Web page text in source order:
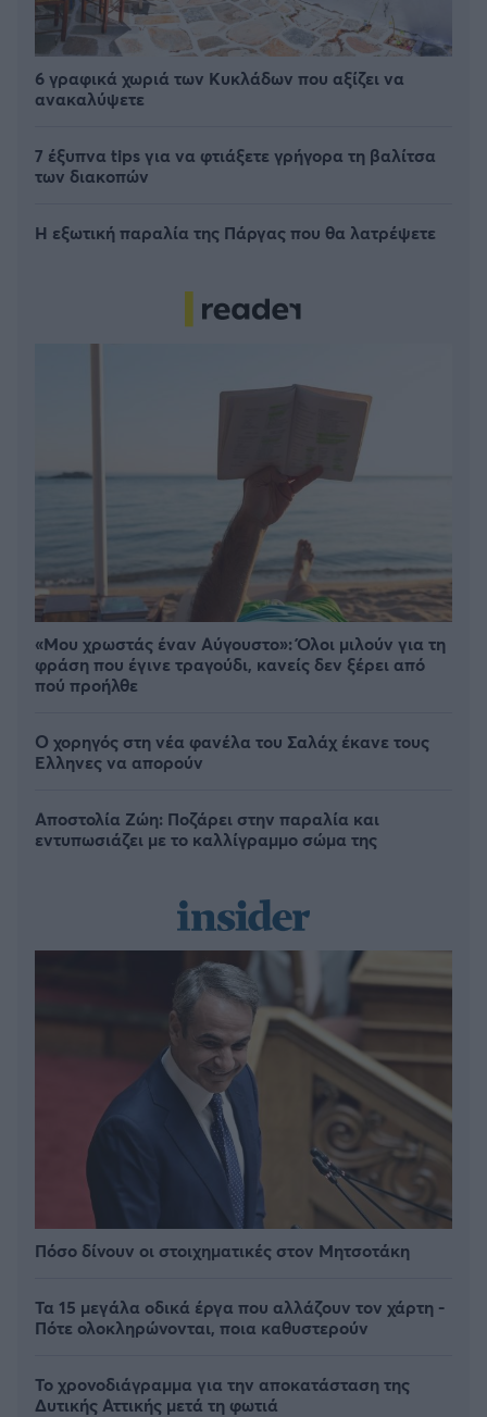
6 γραφικά χωριά των Κυκλάδων που αξίζει να
ανακαλύψετε
7 έξυπνα tips για να φτιάξετε γρήγορα τη βαλίτσα
των διακοπών
Η εξωτική παραλία της Πάργας που θα λατρέψετε
«Μου χρωστάς έναν Αύγουστο»: Όλοι μιλούν για τη
φράση που έγινε τραγούδι, κανείς δεν ξέρει από
πού προήλθε
Ο χορηγός στη νέα φανέλα του Σαλάχ έκανε τους
Έλληνες να απορούν
Αποστολία Ζώη: Ποζάρει στην παραλία και
εντυπωσιάζει με το καλλίγραμμο σώμα της
Πόσο δίνουν οι στοιχηματικές στον Μητσοτάκη
Τα 15 μεγάλα οδικά έργα που αλλάζουν τον χάρτη -
Πότε ολοκληρώνονται, ποια καθυστερούν
Το χρονοδιάγραμμα για την αποκατάσταση της
Δυτικής Αττικής μετά τη φωτιά